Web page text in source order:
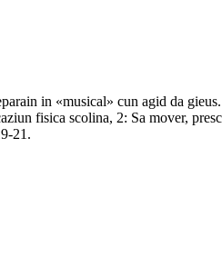
in «musical» cun agid da gieus.
fisica scolina, 2: Sa mover,
21.